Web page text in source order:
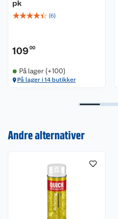
pk
☆☆☆☆☆ (6)
10900
På lager (+100)
På lager i 14 butikker
Andre alternativer
Nyheter
Våre merkevarer
Coop kjeder
Angre- og returrett
Ofte stilte spørsmål
Betalingsalternativer